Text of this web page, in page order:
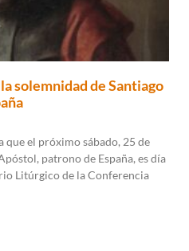
solemnidad de Santiago
que el próximo sábado, 25 de
patrono de España, es día
Litúrgico de la Conferencia